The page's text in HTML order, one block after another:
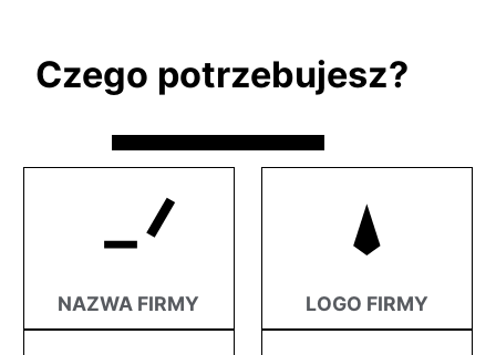
Czego potrzebujesz?
NAZWA FIRMY LOGO FIRMY